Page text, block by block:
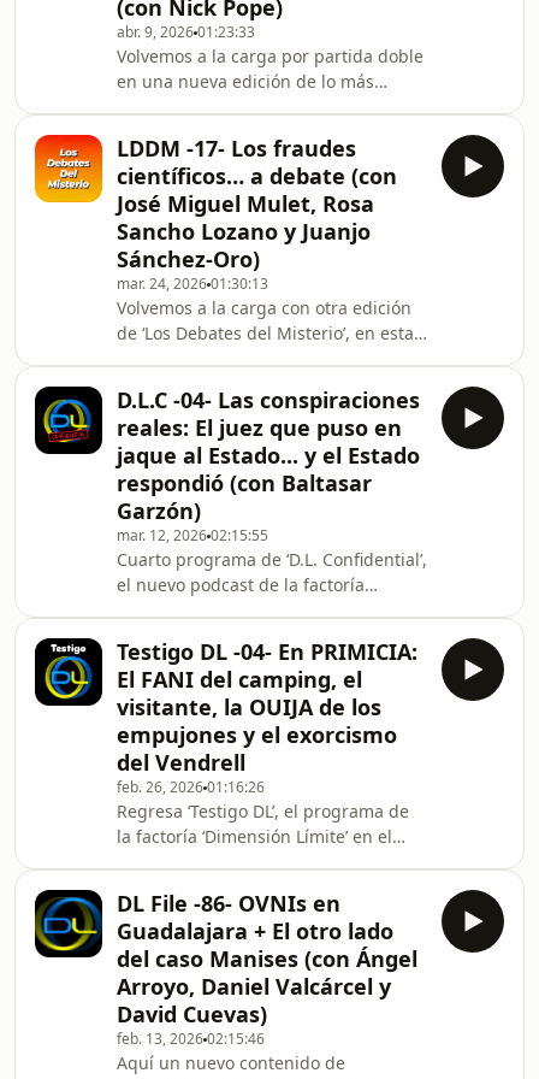
vivencias inauditas, narradas siempre
por sus declarantes directos. Para
esta quinta edición os traemos un
docum
(con Nick Pope)
abr. 9, 202601:23:33
Volvemos a la carga por partida doble
en una nueva edición de lo más
licenciado en literatura inglesa por la
Universidad de Cambridge Patrick
Harpur. Autor de varios libros, uno de
ellos obra de culto para los
interesados en cuestiones fronterizas:
“Realidad daimónica” (Atalanta, 2007).
En este mítico ensayo, nuestro
protagonista
LDDM -17- Los fraudes
científicos… a debate (con
José Miguel Mulet, Rosa
Sancho Lozano y Juanjo
Sánchez-Oro)
mar. 24, 202601:30:13
Volvemos a la carga con otra edición
de ‘Los Debates del Misterio’, en esta
ciencia, aunque para mostrar su cara
más oscura: los fraudes científicos.
Hace años, una revista científica de
impacto publicó una reveladora
encuesta. En ella, un 30% de 3.000
investigadores, tanto en temas
médicos como bioquímicos, admitían
haber falsificado
D.L.C -04- Las conspiraciones
reales: El juez que puso en
jaque al Estado... y el Estado
respondió (con Baltasar
Garzón)
mar. 12, 202602:15:55
Cuarto programa de ‘D.L. Confidential’,
el nuevo podcast de la factoría
de Estado, el crimen organizado o el
periodismo de investigación serán los
asuntos principales. Y en esta
ocasión, nos topamos, cara a cara,
con una de las voces más autorizadas
de la justicia española en su historia
reciente. Nos visita, ni más ni menos,
Testigo DL -04- En PRIMICIA:
El FANI del camping, el
visitante, la OUIJA de los
empujones y el exorcismo
del Vendrell
feb. 26, 202601:16:26
Regresa ‘Testigo DL’, el programa de
la factoría ‘Dimensión Límite’ en el
únicos protagonistas. Tras dos
décadas recopilando cientos de ellos,
abrimos nuestro archivo particular
para ofreceros historias fascinantes,
vivencias inauditas, narradas siempre
por sus declarantes directos. Para
esta cuarta edición os traemos en
DL File -86- OVNIs en
Guadalajara + El otro lado
del caso Manises (con Ángel
Arroyo, Daniel Valcárcel y
David Cuevas)
feb. 13, 202602:15:46
Aquí un nuevo contenido de